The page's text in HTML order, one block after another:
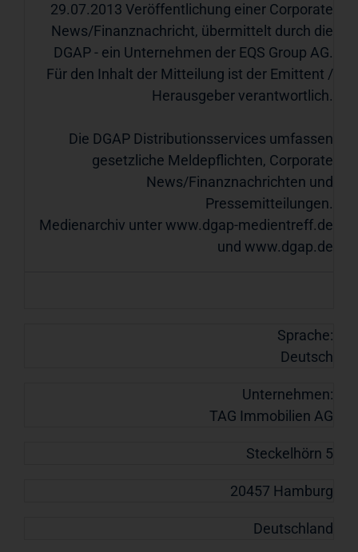
29.07.2013 Veröffentlichung einer Corporate
News/Finanznachricht, übermittelt durch die
DGAP - ein Unternehmen der EQS Group AG.
Für den Inhalt der Mitteilung ist der Emittent /
Herausgeber verantwortlich.
Die DGAP Distributionsservices umfassen
gesetzliche Meldepflichten, Corporate
News/Finanznachrichten und
Pressemitteilungen.
Medienarchiv unterwww.dgap-medientreff.de
und www.dgap.de
Sprache:
Deutsch
Unternehmen:
TAG Immobilien AG
Steckelhörn 5
20457 Hamburg
Deutschland